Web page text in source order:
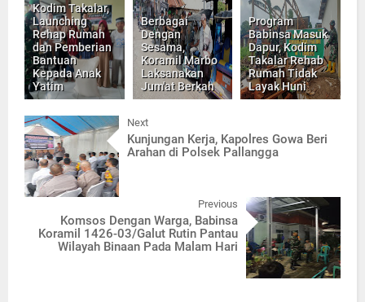
Kodim Takalar,
Launching
Rehap Rumah
dan Pemberian
Bantuan
Kepada Anak
Yatim
Berbagai
Dengan
Sesama,
Koramil Marbo
Laksanakan
Jum'at Berkah
Program
Babinsa Masuk
Dapur, Kodim
Takalar Rehab
Rumah Tidak
Layak Huni
Next
Kunjungan Kerja, Kapolres Gowa Beri
Arahan di Polsek Pallangga
Previous
Komsos Dengan Warga, Babinsa
Koramil 1426-03/Galut Rutin Pantau
Wilayah Binaan Pada Malam Hari